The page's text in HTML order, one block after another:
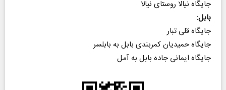
جایگاه نیالا روستای نیالا
بابل:
جایگاه قلی تبار
جایگاه حمیدیان کمربندی بابل به بابلسر
جایگاه ایمانی جاده بابل به آمل